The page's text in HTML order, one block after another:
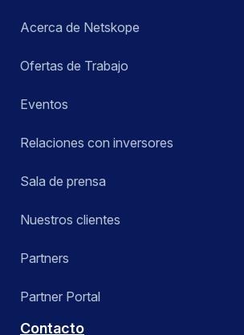
Acerca de Netskope
Ofertas de Trabajo
Eventos
Relaciones con inversores
Sala de prensa
Nuestros clientes
Partners
Partner Portal
Contacto